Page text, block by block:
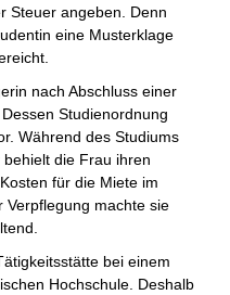
Steuer angeben. Denn
eine Musterklage
nach Abschluss einer
Studienordnung
Während des Studiums
die Frau ihren
für die Miete im
Verpflegung machte sie
bei einem
Hochschule. Deshalb